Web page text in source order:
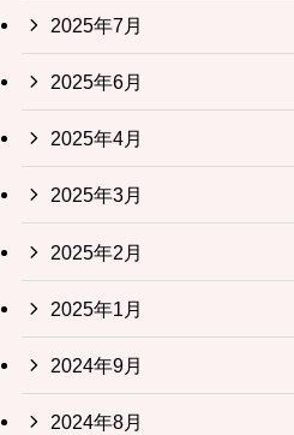
2025年7月
2025年6月
2025年4月
2025年3月
2025年2月
2025年1月
2024年9月
2024年8月